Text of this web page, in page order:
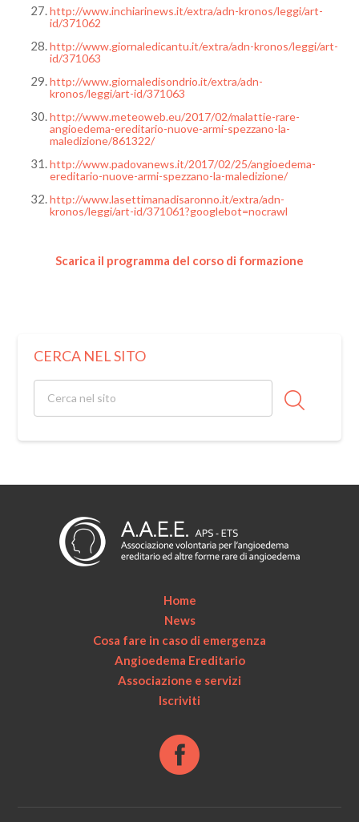
http://www.inchiarinews.it/extra/adn-kronos/leggi/art-
id/371062
http://www.giornaledicantu.it/extra/adn-kronos/leggi/art-
id/371063
http://www.giornaledisondrio.it/extra/adn-
kronos/leggi/art-id/371063
http://www.meteoweb.eu/2017/02/malattie-rare-
angioedema-ereditario-nuove-armi-spezzano-la-
maledizione/861322/
http://www.padovanews.it/2017/02/25/angioedema-
ereditario-nuove-armi-spezzano-la-maledizione/
http://www.lasettimanadisaronno.it/extra/adn-
kronos/leggi/art-id/371061?googlebot=nocrawl
Scarica il programma del corso di formazione
CERCA NEL SITO
Home
News
Cosa fare in caso di emergenza
Angioedema Ereditario
Associazione e servizi
Iscriviti